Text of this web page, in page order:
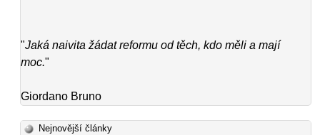
"Jaká naivita žádat reformu od těch, kdo měli a mají
moc."
Giordano Bruno
Nejnovější články